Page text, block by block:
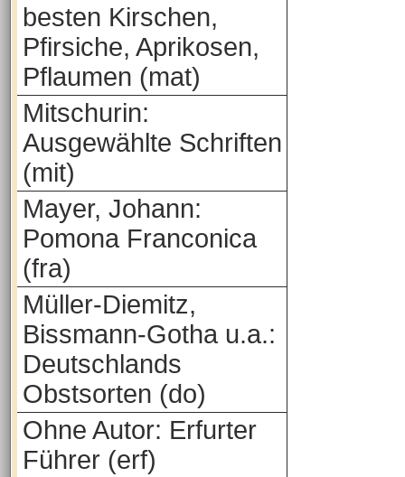
besten Kirschen,
Pfirsiche, Aprikosen,
Pflaumen (mat)
Mitschurin:
Ausgewählte Schriften
(mit)
Mayer, Johann:
Pomona Franconica
(fra)
Müller-Diemitz,
Bissmann-Gotha u.a.:
Deutschlands
Obstsorten (do)
Ohne Autor: Erfurter
Führer (erf)